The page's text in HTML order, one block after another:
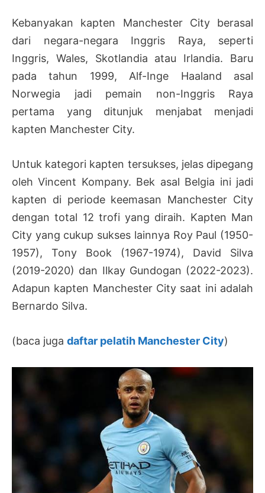
Kebanyakan kapten Manchester City berasal
dari negara-negara Inggris Raya, seperti
Inggris, Wales, Skotlandia atau Irlandia. Baru
pada tahun 1999, Alf-Inge Haaland asal
Norwegia jadi pemain non-Inggris Raya
pertama yang ditunjuk menjabat menjadi
kapten Manchester City.
Untuk kategori kapten tersukses, jelas dipegang
oleh Vincent Kompany. Bek asal Belgia ini jadi
kapten di periode keemasan Manchester City
dengan total 12 trofi yang diraih. Kapten Man
City yang cukup sukses lainnya Roy Paul (1950-
1957), Tony Book (1967-1974), David Silva
(2019-2020) dan Ilkay Gundogan (2022-2023).
Adapun kapten Manchester City saat ini adalah
Bernardo Silva.
(baca juga daftar pelatih Manchester City)